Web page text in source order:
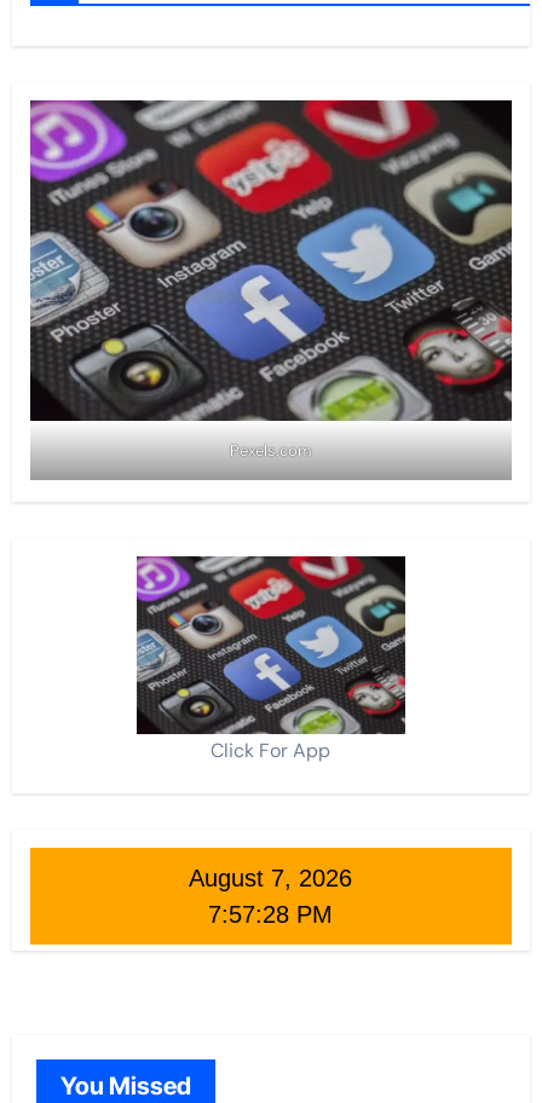
Pexels.com
Click For App
August 7, 2026
7:57:30 PM
You Missed